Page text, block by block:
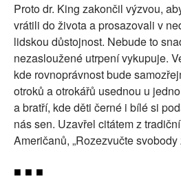
Proto dr. King zakončil výzvou,
vrátili do života a prosazovali v
lidskou důstojnost. Nebude to
nezasloužené utrpení vykupuje.
kde rovnoprávnost bude
otroků a otrokářů usednou u
a bratří, kde děti černé i bílé si
nás sen. Uzavřel citátem z
Američanů, „Rozezvučte svobody
■ ■ ■